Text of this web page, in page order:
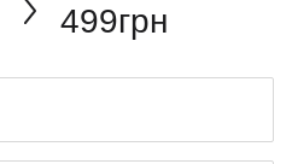
499грн